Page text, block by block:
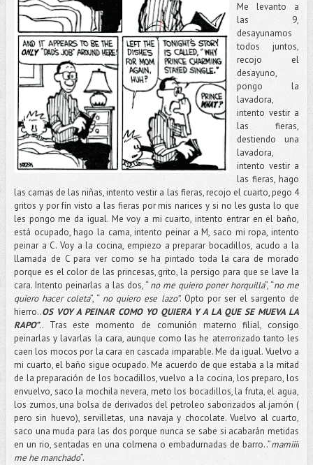
Me levanto a
las 9,
desayunamos
todos juntos,
recojo el
desayuno,
pongo la
lavadora,
intento vestir a
las fieras,
destiendo una
lavadora,
intento vestir a
las fieras, hago
las camas de las niñas, intento vestir a las fieras, recojo el cuarto, pego 4
gritos y por fín visto a las fieras por mis narices y si no les gusta lo que
les pongo me da igual. Me voy a mi cuarto, intento entrar en el baño,
está ocupado, hago la cama, intento peinar a M, saco mi ropa, intento
peinar a C. Voy a la cocina, empiezo a preparar bocadillos, acudo a la
llamada de C para ver como se ha pintado toda la cara de morado
porque es el color de las princesas, grito, la persigo para que se lave la
cara. Intento peinarlas a las dos, “no me quiero poner horquilla”, “no me
quiero hacer coleta”, “ no quiero ese lazo”. Opto por ser el sargento de
hierro..OS VOY A PEINAR COMO YO QUIERA Y A LA QUE SE MUEVA LA
RAPO”.. Tras este momento de comunión materno filial, consigo
peinarlas y lavarlas la cara, aunque como las he aterrorizado tanto les
caen los mocos por la cara en cascada imparable. Me da igual. Vuelvo a
mi cuarto, el baño sigue ocupado. Me acuerdo de que estaba a la mitad
de la preparación de los bocadillos, vuelvo a la cocina, los preparo, los
envuelvo, saco la mochila nevera, meto los bocadillos, la fruta, el agua,
los zumos, una bolsa de derivados del petroleo saborizados al jamón (
pero sin huevo), servilletas, una navaja y chocolate. Vuelvo al cuarto,
saco una muda para las dos porque nunca se sabe si acabarán metidas
en un rio, sentadas en una colmena o embadurnadas de barro..”mamiiii
me he manchado”.